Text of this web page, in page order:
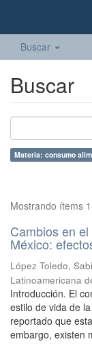
Buscar
Buscar
Materia: consumo
Mostrando ítems
Cambios en
México:
López Toledo,
Latinoamericana
Introducción. El
estilo de vida de
reportado que
embargo, existen